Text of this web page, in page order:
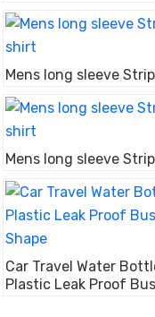
Mens long sleeve
Mens long sleeve
Car Travel Water
Plastic Leak Proof Bus